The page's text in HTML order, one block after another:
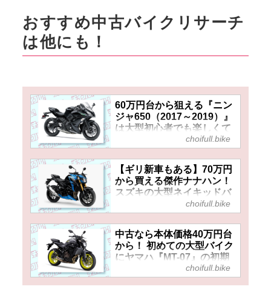
おすすめ中古バイクリサーチ
は他にも！
60万円台から狙える『ニン
ジャ650（2017～2019）』
は大型初心者でも楽しくて
扱い易い！ETC標準装備や
各種ツーリング向け装備も
アツい！
choifull.bike
【ギリ新車もある】70万円
から買える傑作ナナハン！
スズキの大型ネイキッドバ
イク『GSX-S750』は今な
ら意外とお得かも……？
choifull.bike
中古なら本体価格40万円台
から！ 初めての大型バイク
にヤマハ『MT-07』の初期
型はどうだ⁉ 現在の中古車
価格や相場をピックアッ
choifull.bike